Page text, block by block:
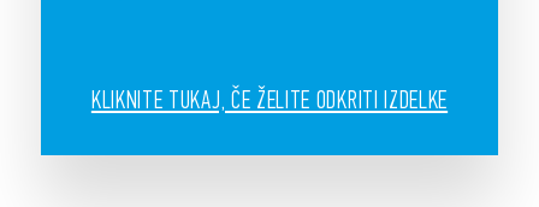
KLIKNITE TUKAJ, ČE ŽELITE ODKRITI IZDELKE